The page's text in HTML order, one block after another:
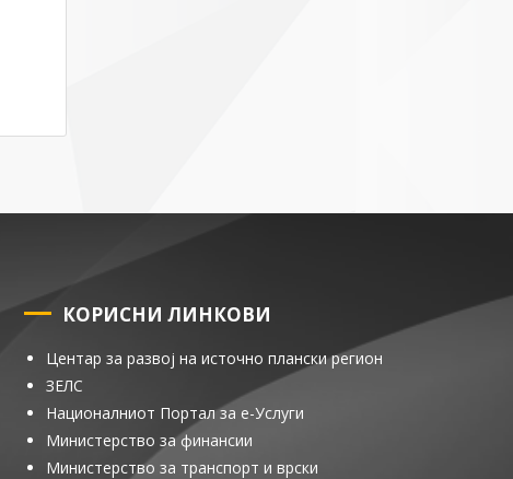
КОРИСНИ ЛИНКОВИ
Центар за развој на источно плански регион
ЗЕЛС
Националниот Портал за е-Услуги
Министерство за финансии
Министерство за транспорт и врски